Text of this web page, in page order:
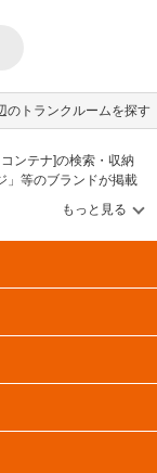
のトランクルームを探す
ンテナ]の検索・収納
」等のブランドが掲載
豊富な物件数から様々
ルーム情報サイトで
、メールか電話でお